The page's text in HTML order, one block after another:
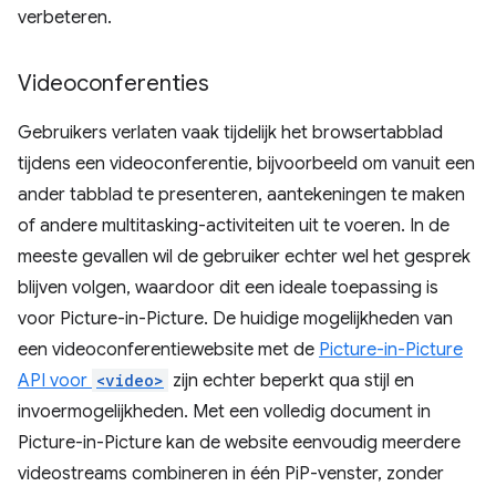
verbeteren.
Videoconferenties
Gebruikers verlaten vaak tijdelijk het browsertabblad
tijdens een videoconferentie, bijvoorbeeld om vanuit een
ander tabblad te presenteren, aantekeningen te maken
of andere multitasking-activiteiten uit te voeren. In de
meeste gevallen wil de gebruiker echter wel het gesprek
blijven volgen, waardoor dit een ideale toepassing is
voor Picture-in-Picture. De huidige mogelijkheden van
een videoconferentiewebsite met de Picture-in-Picture
API voor <video> zijn echter beperkt qua stijl en
invoermogelijkheden. Met een volledig document in
Picture-in-Picture kan de website eenvoudig meerdere
videostreams combineren in één PiP-venster, zonder